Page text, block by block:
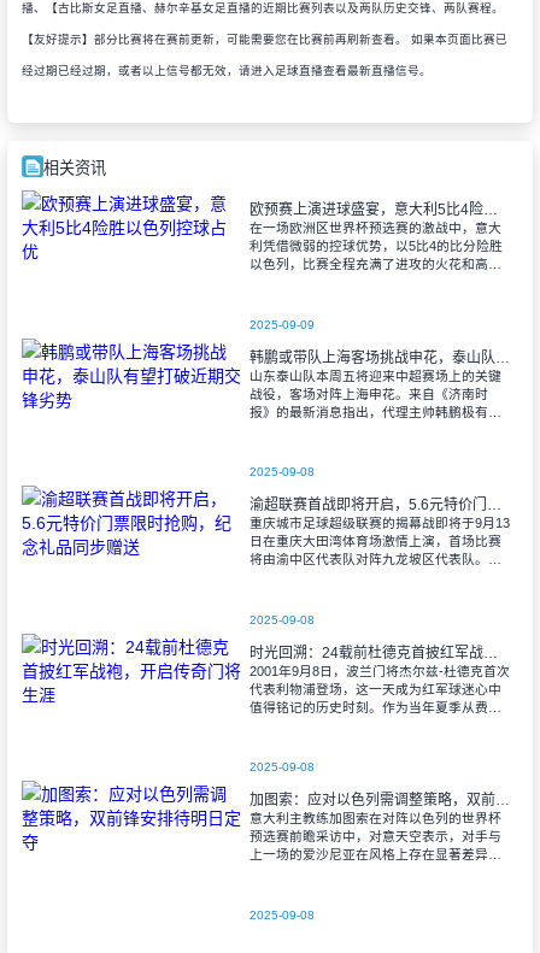
播、【古比斯女足直播、赫尔辛基女足直播的近期比赛列表以及两队历史交锋、两队赛程。
【友好提示】部分比赛将在赛前更新，可能需要您在比赛前再刷新查看。 如果本页面比赛已
经过期已经过期，或者以上信号都无效，请进入足球直播查看最新直播信号。
相关资讯
欧预赛上演进球盛宴，意大利5比4险胜以色列控球占优
在一场欧洲区世界杯预选赛的激战中，意大
利凭借微弱的控球优势，以5比4的比分险胜
以色列，比赛全程充满了进攻的火花和高效
2025-09-09
山东泰山队本周五将迎来中超赛场上的关键
战役，客场对阵上海申花。来自《济南时
报》的最新消息指出，代理主帅韩鹏极有可
验。
2025-09-08
渝超联赛首战即将开启，5.6元特价门票限时抢购，纪念礼品同步赠送
重庆城市足球超级联赛的揭幕战即将于9月13
日在重庆大田湾体育场激情上演，首场比赛
将由渝中区代表队对阵九龙坡区代表队。据
2025-09-08
时光回溯：24载前杜德克首披红军战袍，开启传奇门将生涯
2001年9月8日，波兰门将杰尔兹-杜德克首次
代表利物浦登场，这一天成为红军球迷心中
值得铭记的历史时刻。作为当年夏季从费耶
2025-09-08
加图索：应对以色列需调整策略，双前锋安排待明日定夺
意大利主教练加图索在对阵以色列的世界杯
预选赛前瞻采访中，对意天空表示，对手与
上一场的爱沙尼亚在风格上存在显著差异。
出色的
2025-09-08